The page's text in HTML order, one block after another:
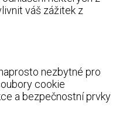
váš zážitek z
nezbytné pro
cookie
a bezpečnostní prvky